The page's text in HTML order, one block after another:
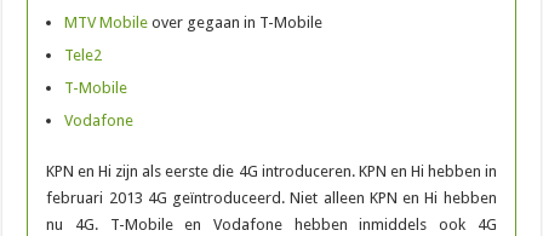
MTV Mobile over gegaan in T-Mobile
Tele2
T-Mobile
Vodafone
KPN en Hi zijn als eerste die 4G introduceren. KPN en Hi hebben in
februari 2013 4G geïntroduceerd. Niet alleen KPN en Hi hebben
nu 4G. T-Mobile en Vodafone hebben inmiddels ook 4G